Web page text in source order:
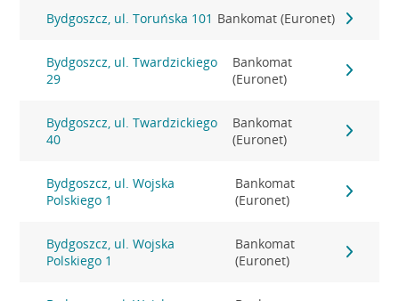
Bydgoszcz, ul. Toruńska 101 Bankomat (Euronet)
Bydgoszcz, ul. Twardzickiego
29
Bankomat
(Euronet)
Bydgoszcz, ul. Twardzickiego
40
Bankomat
(Euronet)
Bydgoszcz, ul. Wojska
Polskiego 1
Bankomat
(Euronet)
Bydgoszcz, ul. Wojska
Polskiego 1
Bankomat
(Euronet)